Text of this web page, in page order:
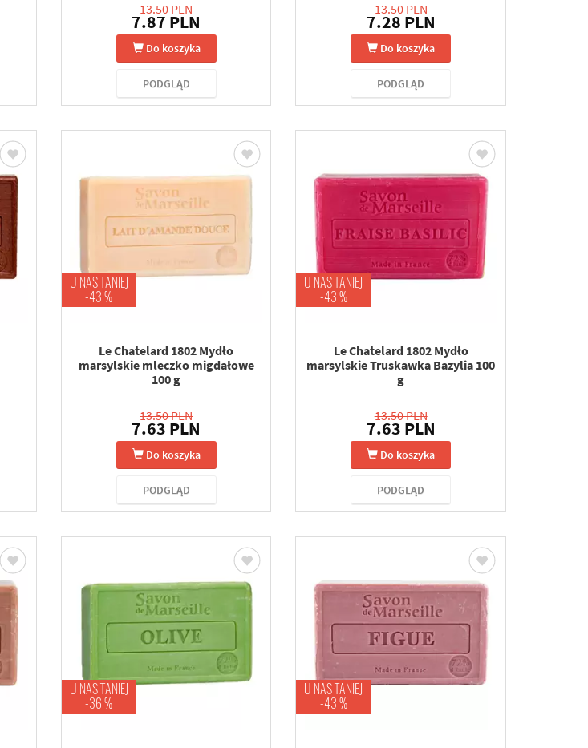
13.50 PLN
7.87 PLN
Do koszyka
PODGLĄD
13.50 PLN
7.28 PLN
Do koszyka
PODGLĄD
U NAS TANIEJ
-43 %
Le Chatelard 1802 Mydło
marsylskie mleczko migdałowe
100 g
13.50 PLN
7.63 PLN
Do koszyka
PODGLĄD
U NAS TANIEJ
-43 %
Le Chatelard 1802 Mydło
marsylskie Truskawka Bazylia 100
g
13.50 PLN
7.63 PLN
Do koszyka
PODGLĄD
U NAS TANIEJ
-36 %
U NAS TANIEJ
-43 %